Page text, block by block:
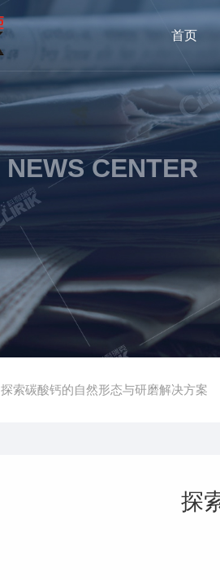
首页
NEWS CENTER
探索碳酸钙的自然形态与研磨解决方案
探